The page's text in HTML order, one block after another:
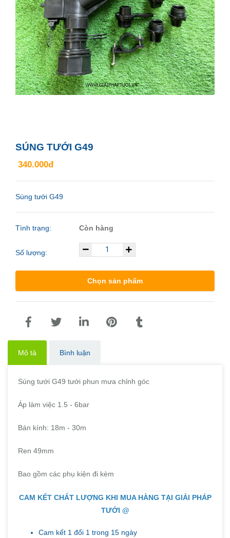
SÚNG TƯỚI G49
340.000đ
Súng tưới G49
Tình trạng: Còn hàng
Số lượng:
Chọn sản phẩm
Mô tả Bình luận
Súng tưới G49 tưới phun mưa chỉnh góc
Áp làm việc 1.5 - 6bar
Bán kính: 18m - 30m
Ren 49mm
Bao gồm các phụ kiện đi kèm
CAM KẾT CHẤT LƯỢNG KHI MUA HÀNG TẠI GIẢI PHÁP
TƯỚI @
Cam kết 1 đổi 1 trong 15 ngày